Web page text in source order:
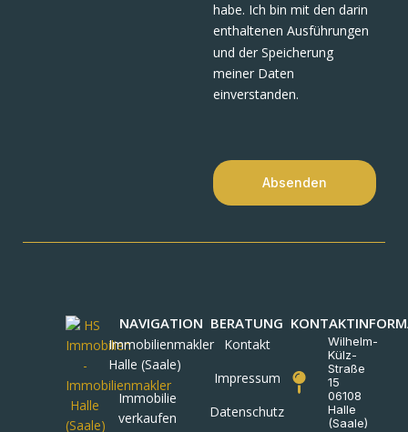
habe. Ich bin mit den darin
enthaltenen Ausführungen
und der Speicherung
meiner Daten
einverstanden.
Absenden
NAVIGATION
Immobilienmakler
Halle (Saale)
Immobilie
verkaufen
BERATUNG
Kontakt
Impressum
Datenschutz
Wilhelm-
Külz-
Straße
15
06108
Halle
(Saale)